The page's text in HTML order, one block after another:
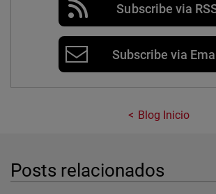
Subscribe via
Subscribe via
Blog Inicio
Posts relacionados